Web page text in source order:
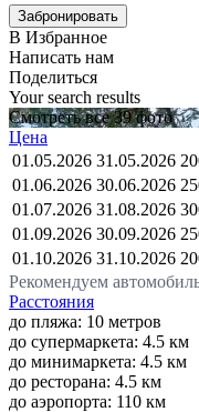
В Избранное
Написать нам
Поделиться
Your search results
Смотреть все 39 фото
Цена
01.05.2026 31.05.2026
01.06.2026 30.06.2026
01.07.2026 31.08.2026
01.09.2026 30.09.2026
01.10.2026 31.10.2026
Рекомендуем
Расстояния
до пляжа: 10 метров
до супермаркета: 4.5 км
до минимаркета: 4.5 км
до ресторана: 4.5 км
до аэропорта: 110 км